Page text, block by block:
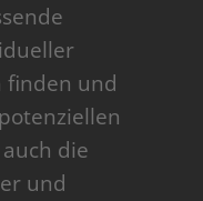
finden und
die
und